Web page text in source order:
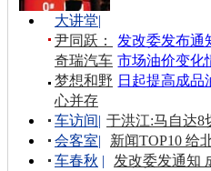
发改委发布通
市场油价变化
日起提高成
大讲堂|
尹同跃：
奇瑞汽车
梦想和野
心并存
车访间| 于洪江:马自达8
会客室|
新闻TOP10 给
车春秋 |
发改委发通知